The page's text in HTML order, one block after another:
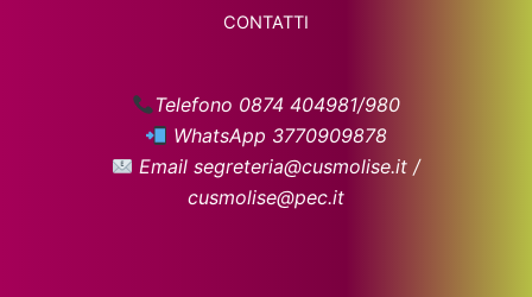
CONTATTI
Telefono 0874 404981/980
WhatsApp 3770909878
Email segreteria@cusmolise.it /
cusmolise@pec.it